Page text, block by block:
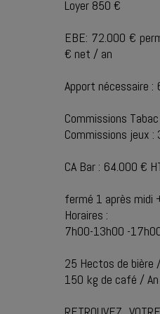
Loyer 850 €
EBE: 72.000 €
€ net / an
Apport nécessaire :
Commissions
Commissions jeux :
CA Bar : 64.000 €
fermé 1 après midi
Horaires :
7h00-13h00 -
25 Hectos de bière
150 kg de café / An